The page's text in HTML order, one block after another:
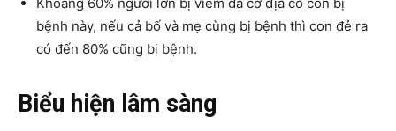
bệnh này, nếu cả bố và mẹ cùng bị bệnh thì con đẻ ra
có đến 80% cũng bị bệnh.
Biểu hiện lâm sàng